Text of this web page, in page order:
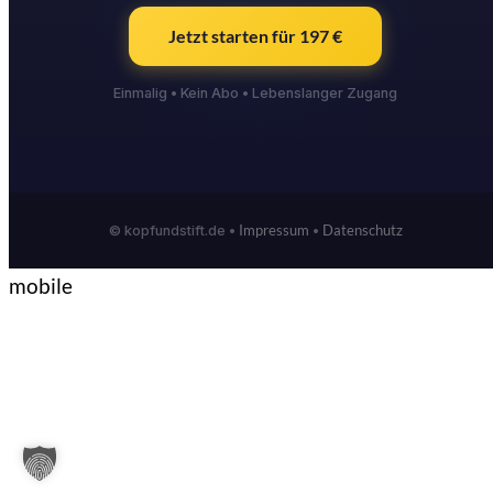
Jetzt starten für 197 €
Einmalig • Kein Abo • Lebenslanger Zugang
© kopfundstift.de • Impressum • Datenschutz